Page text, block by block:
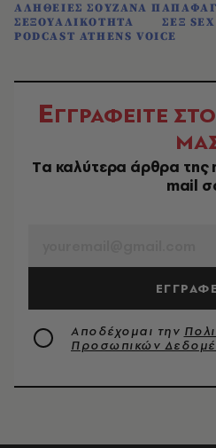
ΑΛΗΘΕΙΕΣ ΣΟΥΖΑΝΑ
ΣΕΞΟΥΑΛΙΚΟΤΗΤΑ
ΣΕΞ SEX
PODCAST ATHENS VOICE
ΕΓΓΡΑΦΕΙΤΕ ΣΤΟ
Tα καλύτερα άρθρα της
mail
Αποδέχομαι την
Προσωπικών